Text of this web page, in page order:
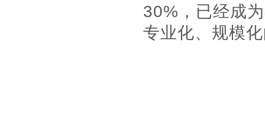
30%，已经成
专业化、规模